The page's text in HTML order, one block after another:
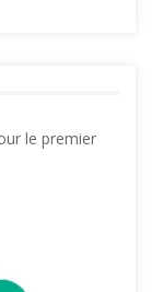
le premier